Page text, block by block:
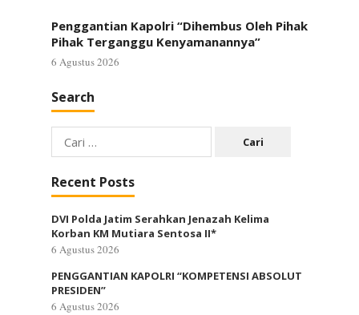
Penggantian Kapolri “Dihembus Oleh Pihak
Pihak Terganggu Kenyamanannya”
6 Agustus 2026
Search
Cari
untuk:
Recent Posts
DVI Polda Jatim Serahkan Jenazah Kelima
Korban KM Mutiara Sentosa II*
6 Agustus 2026
PENGGANTIAN KAPOLRI “KOMPETENSI ABSOLUT
PRESIDEN”
6 Agustus 2026